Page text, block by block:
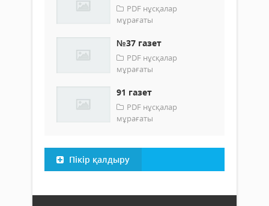
PDF нұсқалар
мұрағаты
№37 газет
PDF нұсқалар
мұрағаты
91 газет
PDF нұсқалар
мұрағаты
Пікір қалдыру